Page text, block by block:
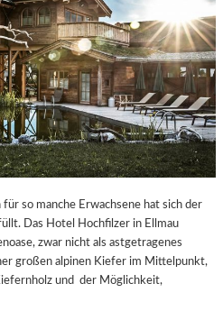
so manche Erwachsene hat sich der
Das Hotel Hochfilzer in Ellmau
zwar nicht als astgetragenes
großen alpinen Kiefer im Mittelpunkt,
und der Möglichkeit,